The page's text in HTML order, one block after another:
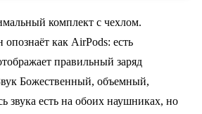
| Alibaba Group
комплект с чехлом.
как AirPods: есть
правильный заряд
Божественный, объемный,
звука есть на обоих наушниках, но